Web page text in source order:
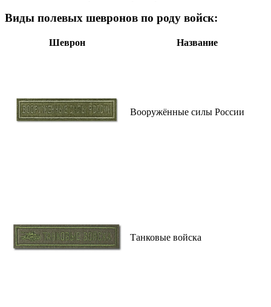
Виды полевых шевронов по роду войск:
Шеврон Название
Вооружённые силы России
Танковые войска